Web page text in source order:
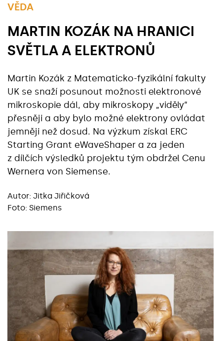
VĚDA
MARTIN KOZÁK NA HRANICI
SVĚTLA A ELEKTRONŮ
Martin Kozák z Matematicko-fyzikální fakulty
UK se snaží posunout možnosti elektronové
mikroskopie dál, aby mikroskopy „viděly“
přesněji a aby bylo možné elektrony ovládat
jemněji než dosud. Na výzkum získal ERC
Starting Grant eWaveShaper a za jeden
z dílčích výsledků projektu tým obdržel Cenu
Wernera von Siemense.
Autor: Jitka Jiřičková
Foto: Siemens